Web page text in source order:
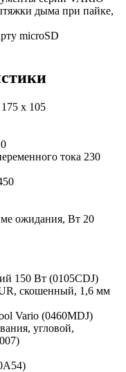
дыма при пайке,
microSD
x 105
тока 230
ожидания, Вт 20
150 Вт (0105CDJ)
скошенный, 1,6 мм
Vario (0460MDJ)
угловой,